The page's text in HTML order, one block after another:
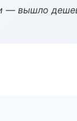
— вышло